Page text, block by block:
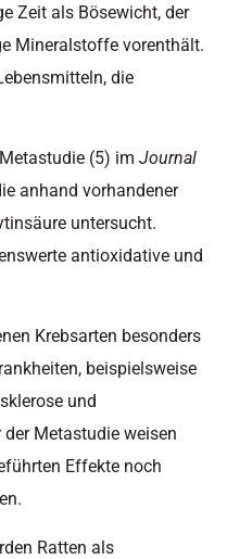
Zeit als Bösewicht, der
Mineralstoffe vorenthält.
die
(5) im Journal
anhand vorhandener
untersucht.
antioxidative und
Krebsarten besonders
beispielsweise
und
Metastudie weisen
Effekte noch
Ratten als